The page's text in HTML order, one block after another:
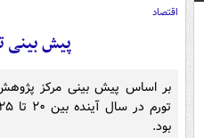
اقتصاد
پیش بینی تورم ۲۰ تا ۲۵
بر اساس پیش بینی مرکز
بود.